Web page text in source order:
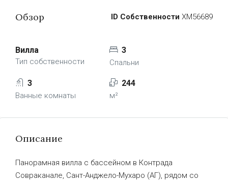
Обзор ID Собственности ХМ56689
Вилла
Тип собственности
3
Спальни
3
Ванные комнаты
244
м²
Описание
Панорамная вилла с бассейном в Контрада
Совраканале, Сант-Анджело-Мухаро (АГ), рядом со